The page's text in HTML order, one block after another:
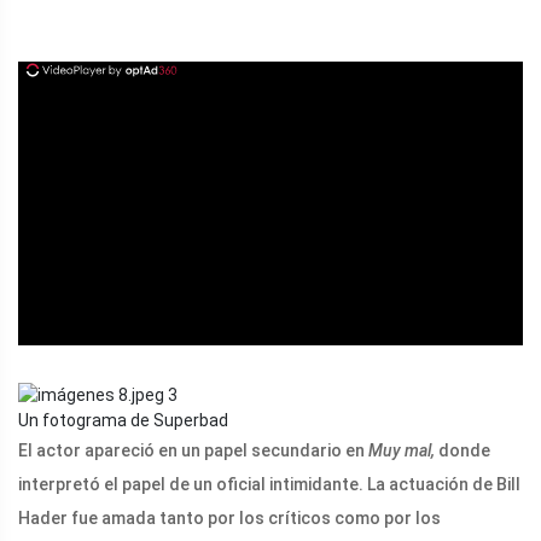
Un fotograma de Superbad
El actor apareció en un papel secundario en Muy mal, donde
interpretó el papel de un oficial intimidante. La actuación de Bill
Hader fue amada tanto por los críticos como por los